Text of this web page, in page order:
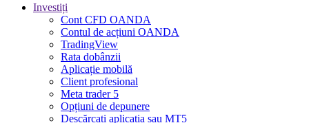
Investiți
Cont CFD OANDA
Contul de acțiuni OANDA
TradingView
Rata dobânzii
Aplicație mobilă
Client profesional
Meta trader 5
Opțiuni de depunere
Descărcați aplicația sau MT5